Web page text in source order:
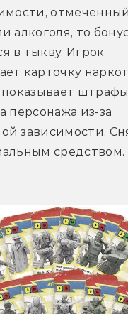
алкоголя, то
в тыкву. Игрок
карточку
показывает
персонажа из-за
зависимости.
средством.